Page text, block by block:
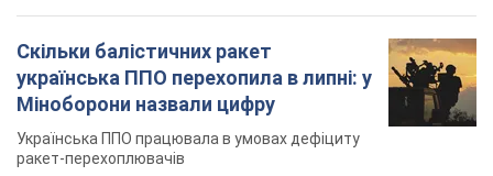
Скільки балістичних ракет
українська ППО перехопила в липні: у
Міноборони назвали цифру
Українська ППО працювала в умовах дефіциту
ракет-перехоплювачів